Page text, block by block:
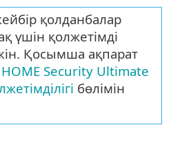
қолданбалар
үшін қолжетімді
Қосымша ақпарат
HOME Security Ultimate
бөлімін